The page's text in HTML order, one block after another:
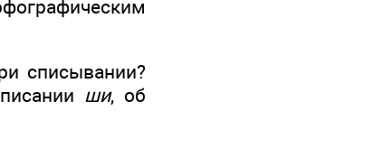
списывании?
ши, об